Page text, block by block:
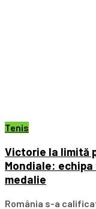
Tenis
Victorie la limită
Mondiale:
medalie
România s-a